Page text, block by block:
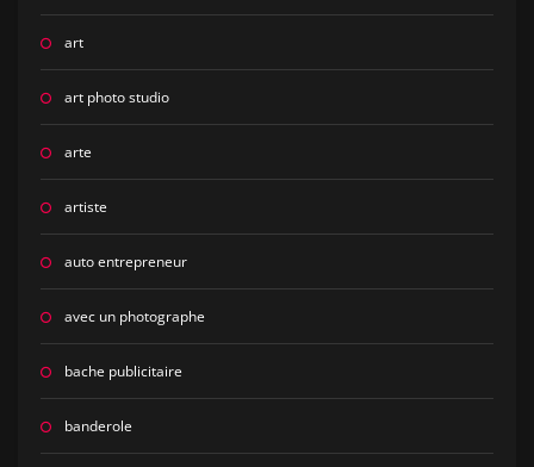
art
art photo studio
arte
artiste
auto entrepreneur
avec un photographe
bache publicitaire
banderole